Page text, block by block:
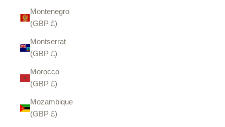
Montenegro
(GBP £)
Montserrat
(GBP £)
Morocco
(GBP £)
Mozambique
(GBP £)